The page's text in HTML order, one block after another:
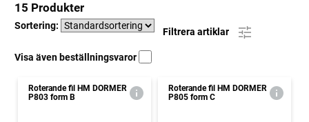
15 Produkter
Sortering:
Filtrera artiklar
Visa även beställningsvaror
Roterande fil HM DORMER
P803 form B
Roterande fil HM DORMER
P805 form C